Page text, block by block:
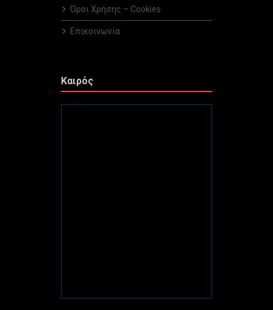
Όροι Χρήσης – Cookies
Επικοινωνία
Καιρός